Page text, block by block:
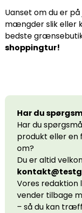
Uanset om du er
mængder slik eller
bedste
shoppingtur!
Har du
Har du
produkt eller en
om?
Du er altid
Vores
vender tilbage
– så du kan